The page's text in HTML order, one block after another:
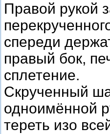
Правой рукой
спереди
правый бок,
сплетение.
Скрученный
одноимённой
тереть изо